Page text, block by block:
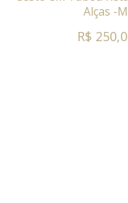
Alças -M
R$